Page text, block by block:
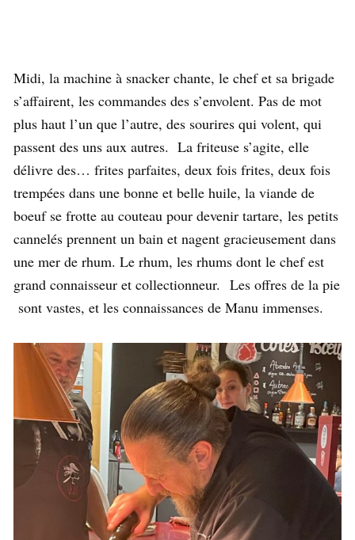
Midi, la machine à snacker chante, le chef et sa brigade
s’affairent, les commandes des s’envolent. Pas de mot
plus haut l’un que l’autre, des sourires qui volent, qui
passent des uns aux autres. La friteuse s’agite, elle
délivre des… frites parfaites, deux fois frites, deux fois
trempées dans une bonne et belle huile, la viande de
boeuf se frotte au couteau pour devenir tartare, les petits
cannelés prennent un bain et nagent gracieusement dans
une mer de rhum. Le rhum, les rhums dont le chef est
grand connaisseur et collectionneur. Les offres de la pie
sont vastes, et les connaissances de Manu immenses.